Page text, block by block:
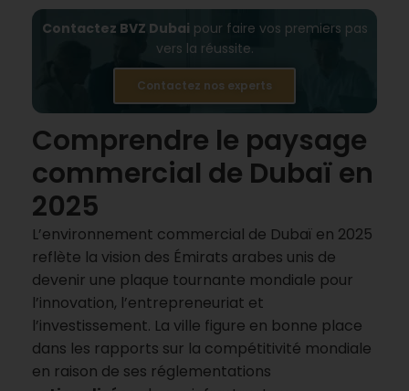
Contactez BVZ Dubai pour faire vos premiers pas
vers la réussite.
Contactez nos experts
Comprendre le paysage
commercial de Dubaï en
2025
L’environnement commercial de Dubaï en 2025
reflète la vision des Émirats arabes unis de
devenir une plaque tournante mondiale pour
l’innovation, l’entrepreneuriat et
l’investissement. La ville figure en bonne place
dans les rapports sur la compétitivité mondiale
en raison de ses réglementations